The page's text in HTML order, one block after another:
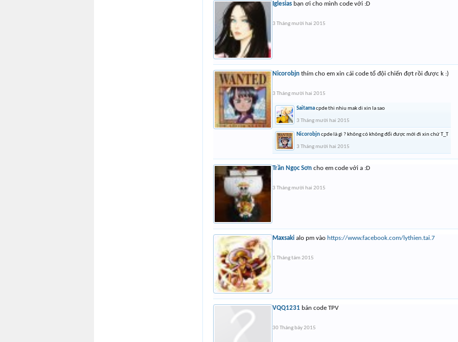
Iglesias bạn ơi cho mình code với :D
3 Tháng mười hai 2015
Nicorobjn thím cho em xin cái code tổ đội chiến đợt rồi được k :)
3 Tháng mười hai 2015
Saitamacpde thi nhiu mak di xin la sao
3 Tháng mười hai 2015
Nicorobjncpde là gì ? không có không đổi được mới đi xin chứ T_T
3 Tháng mười hai 2015
Trần Ngọc Sơn cho em code với a :D
3 Tháng mười hai 2015
Maxsaki alo pm vào https://www.facebook.com/lythien.tai.7
1 Tháng tám 2015
VQQ1231 bán code TPV
30 Tháng bảy 2015